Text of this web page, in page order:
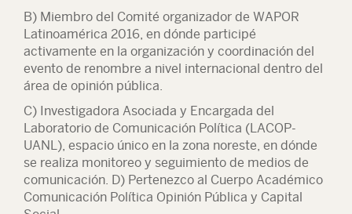
B) Miembro del Comité organizador de WAPOR
Latinoamérica 2016, en dónde participé
activamente en la organización y coordinación del
evento de renombre a nivel internacional dentro del
área de opinión pública.
C) Investigadora Asociada y Encargada del
Laboratorio de Comunicación Política (LACOP-
UANL), espacio único en la zona noreste, en dónde
se realiza monitoreo y seguimiento de medios de
comunicación. D) Pertenezco al Cuerpo Académico
Comunicación Política Opinión Pública y Capital